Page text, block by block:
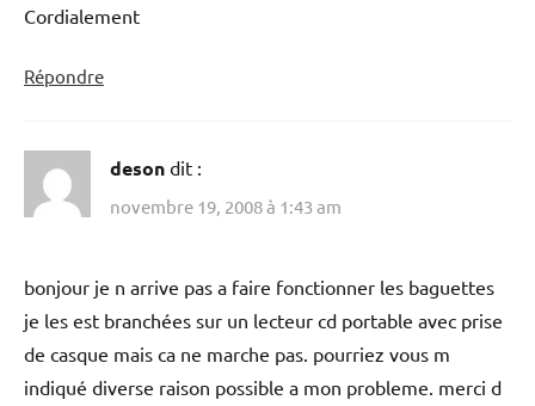
Cordialement
Répondre
deson dit :
novembre 19, 2008 à 1:43 am
bonjour je n arrive pas a faire fonctionner les baguettes
je les est branchées sur un lecteur cd portable avec prise
de casque mais ca ne marche pas. pourriez vous m
indiqué diverse raison possible a mon probleme. merci d